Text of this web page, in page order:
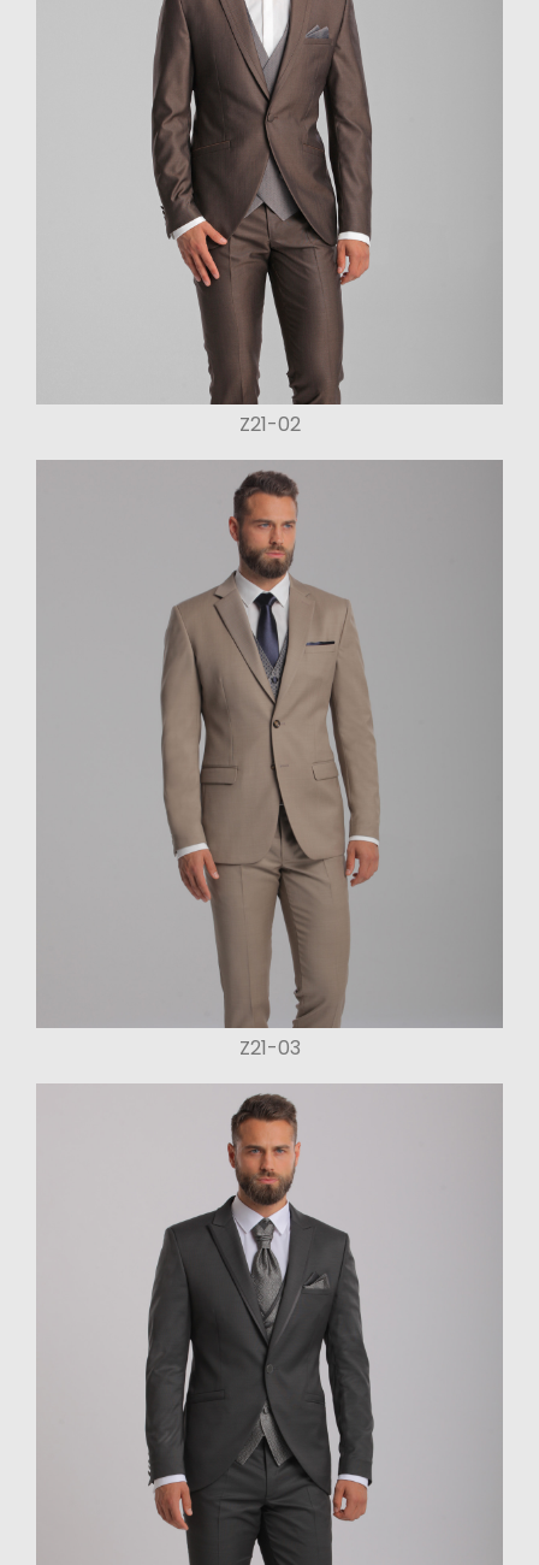
Z21-02
Z21-03